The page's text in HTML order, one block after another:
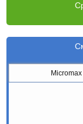
Micromax